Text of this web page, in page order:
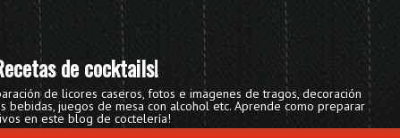
de cocktails!
de licores caseros, fotos e imagenes de tragos, decoración
bebidas, juegos de mesa con alcohol etc. Aprende como preparar
en este blog de coctelería!